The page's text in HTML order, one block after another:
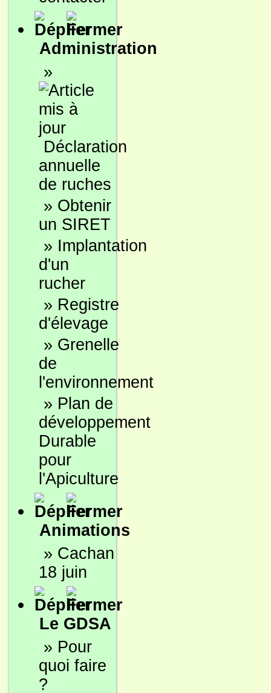
Administration
»
Déclaration
annuelle
de ruches
» Obtenir
un SIRET
» Implantation
d'un
rucher
» Registre
d'élevage
» Grenelle
de
l'environnement
» Plan de
développement
Durable
pour
l'Apiculture
Animations
» Cachan
18 juin
Le GDSA
» Pour
quoi faire
?